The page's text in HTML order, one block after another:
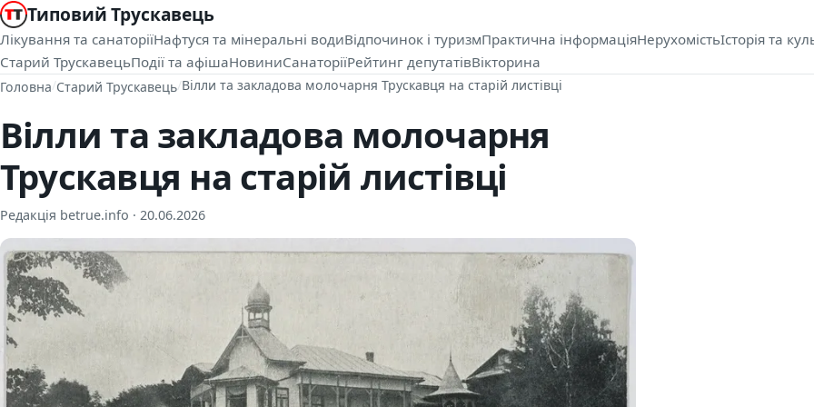
Типовий Трускавець
Лікування та санаторіїНафтуся та мінеральні водиВідпочинок і туризмПрактична інформаціяНерухомістьІсторія та
Старий ТрускавецьПодії та афішаНовиниСанаторіїРейтинг депутатівВікторина
Головна/Старий Трускавець/Вілли та закладова молочарня Трускавця на старій листівці
Вілли та закладова молочарня
Трускавця на старій листівці
Редакція betrue.info · 20.06.2026